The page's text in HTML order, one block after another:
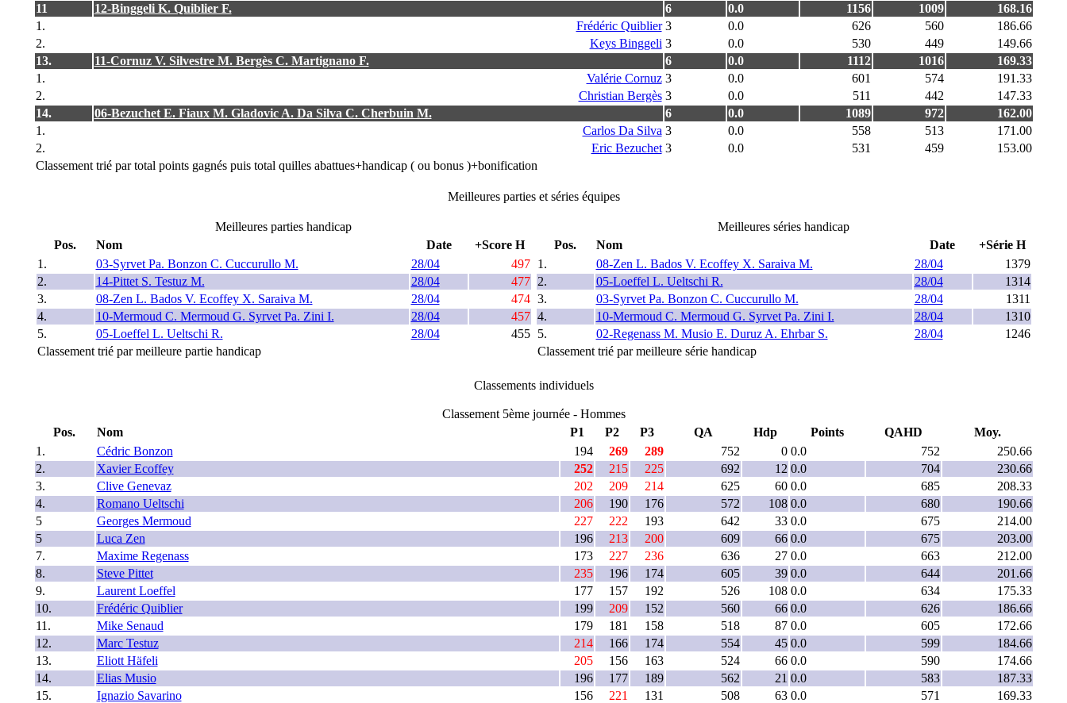
11
12-Binggeli K. Quiblier F. 6 0.0 1156 1009
168.16
1.
Frédéric Quiblier 3 0.0 626 560
186.66
2.
Keys Binggeli 3 0.0 530 449
149.66
13.
11-Cornuz V. Silvestre M. Bergès C. Martignano F. 6 0.0 1112 1016
169.33
1.
Valérie Cornuz 3 0.0 601 574
191.33
2.
Christian Bergès 3 0.0 511 442
147.33
14.
06-Bezuchet E. Fiaux M. Gladovic A. Da Silva C. Cherbuin M. 6 0.0 1089 972
162.00
1.
Carlos Da Silva 3 0.0 558 513
171.00
2.
Eric Bezuchet 3 0.0 531 459
153.00
Classement trié par total points gagnés puis total quilles abattues+handicap ( ou bonus )+bonification
Meilleures parties et séries équipes
Meilleures parties handicap
Pos.
Nom Date
+Score H
1.
03-Syrvet Pa. Bonzon C. Cuccurullo M. 28/04
497
2.
14-Pittet S. Testuz M. 28/04
477
3.
08-Zen L. Bados V. Ecoffey X. Saraiva M. 28/04
474
4.
10-Mermoud C. Mermoud G. Syrvet Pa. Zini I. 28/04
457
5.
05-Loeffel L. Ueltschi R. 28/04
455
Classement trié par meilleure partie handicap
Meilleures séries handicap
Pos.
Nom Date
+Série H
1.
08-Zen L. Bados V. Ecoffey X. Saraiva M. 28/04
1379
2.
05-Loeffel L. Ueltschi R. 28/04
1314
3.
03-Syrvet Pa. Bonzon C. Cuccurullo M. 28/04
1311
4.
10-Mermoud C. Mermoud G. Syrvet Pa. Zini I. 28/04
1310
5.
02-Regenass M. Musio E. Duruz A. Ehrbar S. 28/04
1246
Classement trié par meilleure série handicap
Classements individuels
Classement 5ème journée - Hommes
Pos.
Nom P1 P2 P3 QA Hdp Points QAHD
Moy.
1.
Cédric Bonzon 194 269 289 752 0 0.0 752
250.66
2.
Xavier Ecoffey 252 215 225 692 12 0.0 704
230.66
3.
Clive Genevaz 202 209 214 625 60 0.0 685
208.33
4.
Romano Ueltschi 206 190 176 572 108 0.0 680
190.66
5
Georges Mermoud 227 222 193 642 33 0.0 675
214.00
5
Luca Zen 196 213 200 609 66 0.0 675
203.00
7.
Maxime Regenass 173 227 236 636 27 0.0 663
212.00
8.
Steve Pittet 235 196 174 605 39 0.0 644
201.66
9.
Laurent Loeffel 177 157 192 526 108 0.0 634
175.33
10.
Frédéric Quiblier 199 209 152 560 66 0.0 626
186.66
11.
Mike Senaud 179 181 158 518 87 0.0 605
172.66
12.
Marc Testuz 214 166 174 554 45 0.0 599
184.66
13.
Eliott Häfeli 205 156 163 524 66 0.0 590
174.66
14.
Elias Musio 196 177 189 562 21 0.0 583
187.33
15.
Ignazio Savarino 156 221 131 508 63 0.0 571
169.33